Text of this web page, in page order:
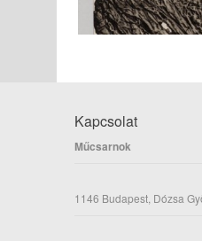
Kapcsolat
Műcsarnok
1146 Budapest, Dózsa